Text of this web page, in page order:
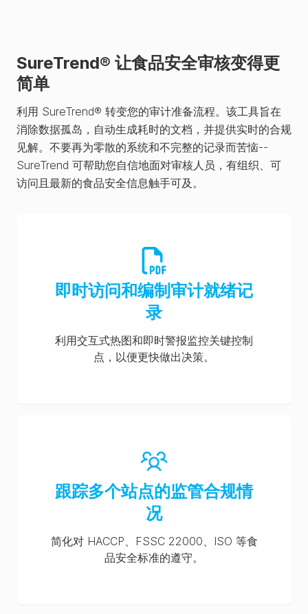
SureTrend® 让食品安全审核变得更
简单
利用 SureTrend® 转变您的审计准备流程。该工具旨在
消除数据孤岛，自动生成耗时的文档，并提供实时的合规
见解。不要再为零散的系统和不完整的记录而苦恼--
SureTrend 可帮助您自信地面对审核人员，有组织、可
访问且最新的食品安全信息触手可及。
即时访问和编制审计就绪记
录
利用交互式热图和即时警报监控关键控制
点，以便更快做出决策。
跟踪多个站点的监管合规情
况
简化对 HACCP、FSSC 22000、ISO 等食
品安全标准的遵守。